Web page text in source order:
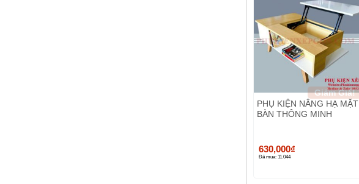
Giảm Giá!
PHỤ KIỆN NÂNG HẠ MẶT
BÀN THÔNG MINH
630,000₫
Đã mua: 11.044